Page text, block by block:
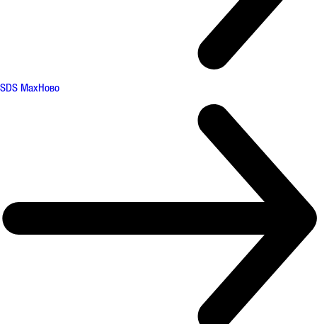
SDS MaxНово